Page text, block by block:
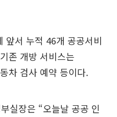
앞서 누적 46개 공공서비
존 개방 서비스는
차 검사 예약 등이다.
실장은 “오늘날 공공 인